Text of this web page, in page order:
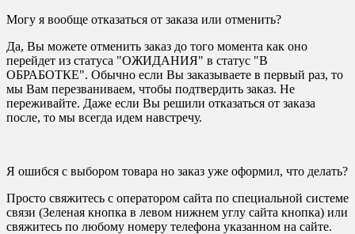
Могу я вообще отказаться от заказа или отменить?
Да, Вы можете отменить заказ до того момента как оно
перейдет из статуса "ОЖИДАНИЯ" в статус "В
ОБРАБОТКЕ". Обычно если Вы заказываете в первый раз, то
мы Вам перезваниваем, чтобы подтвердить заказ. Не
переживайте. Даже если Вы решили отказаться от заказа
после, то мы всегда идем навстречу.
Я ошибся с выбором товара но заказ уже оформил, что делать?
Просто свяжитесь с оператором сайта по специальной системе
связи (Зеленая кнопка в левом нижнем углу сайта кнопка) или
свяжитесь по любому номеру телефона указанном на сайте.